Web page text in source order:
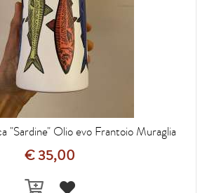
"Sardine" Olio evo Frantoio Muraglia
€ 35,00